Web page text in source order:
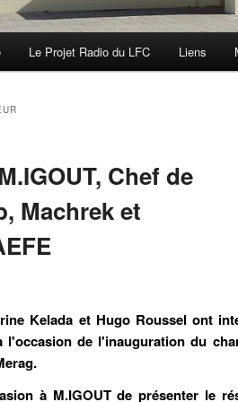
Le Projet Radio du LFC Liens
Chef de
Machrek et
Kelada et Hugo Roussel ont
l'occasion de l'inauguration du
à M.IGOUT de présenter le